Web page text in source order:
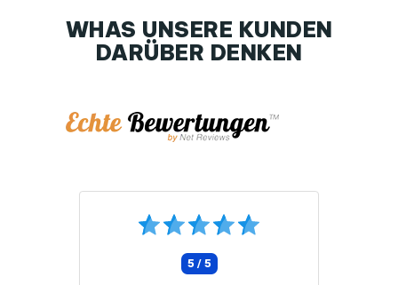
WHAS UNSERE KUNDEN
DARÜBER DENKEN
5 / 5